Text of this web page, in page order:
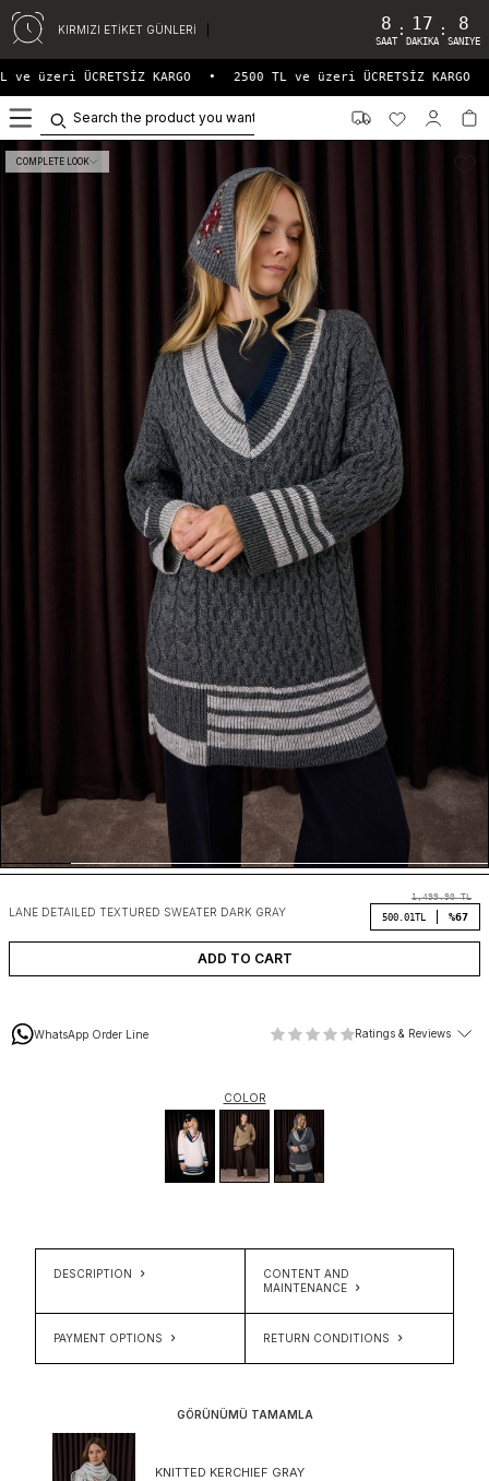
KIRMIZI ETİKET GÜNLERİ 8
SAAT
: 17
DAKIKA
: 7
SANIYE
üzeri ÜCRETSİZ KARGO 2500 TL ve üzeri ÜCRETSİZ KARGO
COMPLETE LOOK
LANE DETAILED TEXTURED SWEATER DARK GRAY
1,499.90TL
500.01 TL %67
ADD TO CART
WhatsApp Order Line Ratings & Reviews
COLOR
DESCRIPTION
CONTENT AND
MAINTENANCE
PAYMENT OPTIONS RETURN CONDITIONS
GÖRÜNÜMÜ TAMAMLA
KNITTED KERCHIEF GRAY